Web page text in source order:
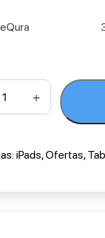
iPads,Ofertas,